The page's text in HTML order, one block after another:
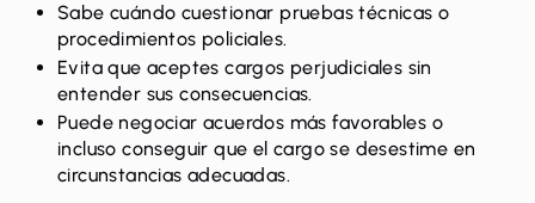
Sabe cuándo cuestionar pruebas técnicas o
procedimientos policiales.
Evita que aceptes cargos perjudiciales sin
entender sus consecuencias.
Puede negociar acuerdos más favorables o
incluso conseguir que el cargo se desestime en
circunstancias adecuadas.